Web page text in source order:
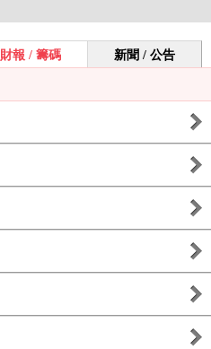
財報 / 籌碼 新聞 / 公告